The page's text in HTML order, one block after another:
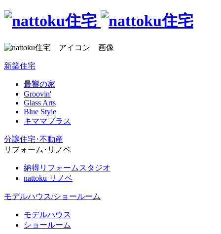
新築住宅
最響の家
Groovin'
Glass Arts
Blue Style
キママプラス
分譲住宅･不動産
リフォーム･リノベ
納得リフォームスタジオ
nattoku リノベ
モデルハウス/ショールーム
モデルハウス
ショールーム